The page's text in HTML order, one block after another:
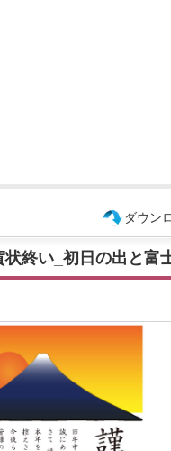
ダウン
状終い_初日の出と富